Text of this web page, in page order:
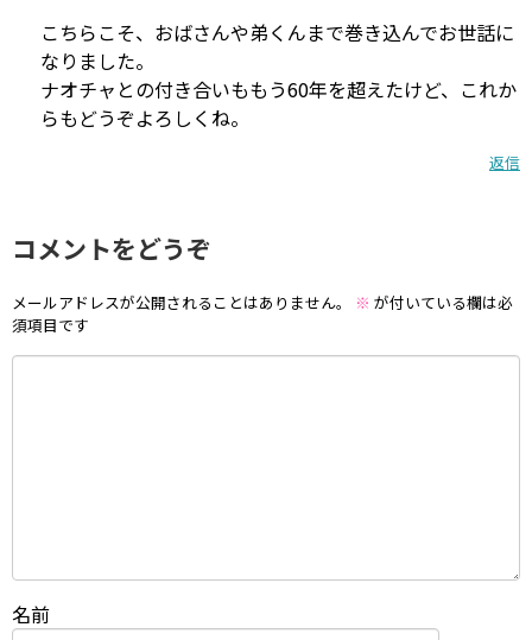
こちらこそ、おばさんや弟くんまで巻き込んでお世話に
なりました。
ナオチャとの付き合いももう60年を超えたけど、これか
らもどうぞよろしくね。
返信
コメントをどうぞ
メールアドレスが公開されることはありません。 ※ が付いている欄は必
須項目です
名前